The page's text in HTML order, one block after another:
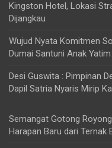
Kingston Hotel, Lokasi
Dijangkau
Wujud Nyata Komitmen
Dumai Santuni Anak Yatim
Desi Guswita : Pimpinan
Dapil Satria Nyaris Mirip
Semangat Gotong
Harapan Baru dari Ternak